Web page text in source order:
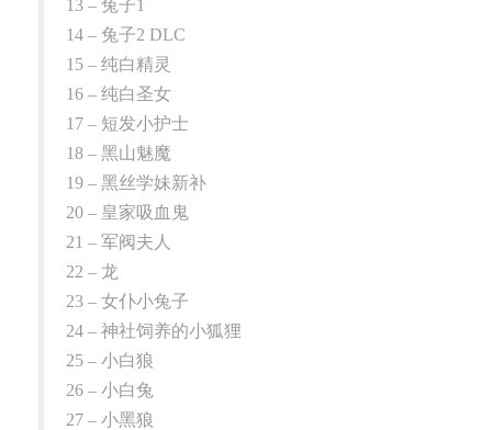
13 – 兔子1
14 – 兔子2 DLC
15 – 纯白精灵
16 – 纯白圣女
17 – 短发小护士
18 – 黑山魅魔
19 – 黑丝学妹新补
20 – 皇家吸血鬼
21 – 军阀夫人
22 – 龙
23 – 女仆小兔子
24 – 神社饲养的小狐狸
25 – 小白狼
26 – 小白兔
27 – 小黑狼